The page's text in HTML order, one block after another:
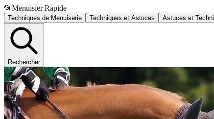
📂 Menuisier Rapide
Techniques de Menuiserie Techniques et Astuces Astuces et
Rechercher